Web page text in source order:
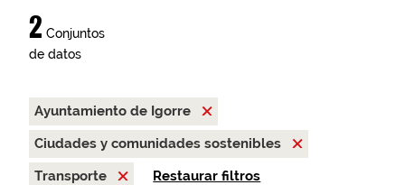
2 Conjuntos
de datos
Ayuntamiento de Igorre
Ciudades y comunidades sostenibles
Transporte
Restaurar filtros